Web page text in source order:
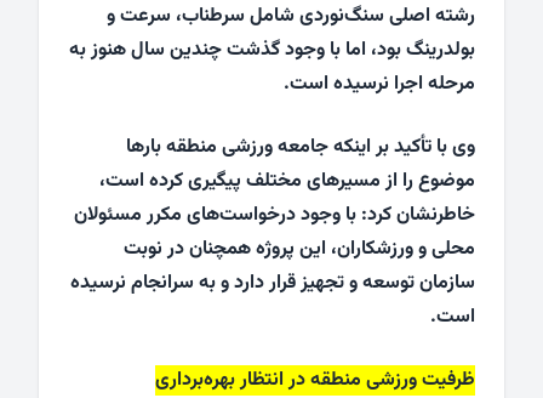
رشته اصلی سنگ‌نوردی شامل سرطناب، سرعت و
بولدرینگ بود، اما با وجود گذشت چندین سال هنوز به
مرحله اجرا نرسیده است.
وی با تأکید بر اینکه جامعه ورزشی منطقه بارها
موضوع را از مسیرهای مختلف پیگیری کرده است،
خاطرنشان کرد: با وجود درخواست‌های مکرر مسئولان
محلی و ورزشکاران، این پروژه همچنان در نوبت
سازمان توسعه و تجهیز قرار دارد و به سرانجام نرسیده
است.
ظرفیت ورزشی منطقه در انتظار بهره‌برداری